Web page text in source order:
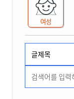
여성